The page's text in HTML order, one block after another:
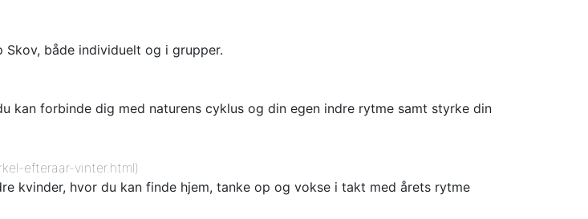
både individuelt og i grupper.
forbinde dig med naturens cyklus og din egen indre rytme samt styrke din
efteraar-vinter.html)
kvinder, hvor du kan finde hjem, tanke op og vokse i takt med årets rytme